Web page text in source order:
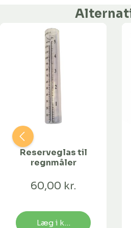
Reserveglas til
regnmåler
60,00 kr.
Læg i kurv